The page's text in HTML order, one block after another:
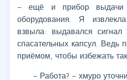
– ещё и прибор выдачи
оборудования. Я
взвыла: выдавался сигнал
спасательных капсул. Ведь
приёмом, чтобы избежать
– Работа? – хмуро